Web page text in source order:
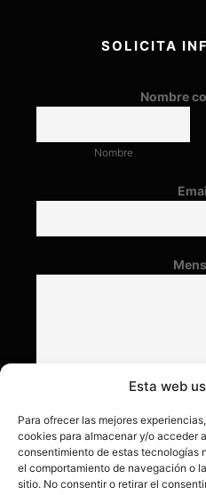
Esta web
Para ofrecer las mejores
cookies para almacenar y/o acceder
consentimiento de estas tecnologías
el comportamiento de navegación o
sitio. No consentir o retirar el
SOLICITA
Nombre
Nombre